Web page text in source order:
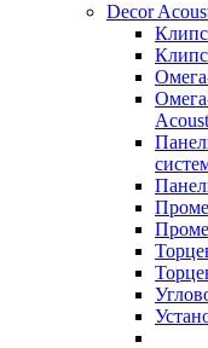
Decor